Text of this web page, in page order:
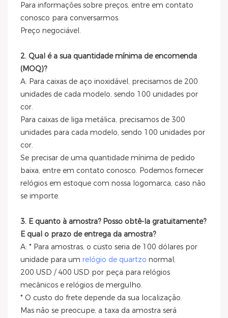
Para informações sobre preços, entre em contato
conosco para conversarmos.
Preço negociável.
2. Qual é a sua quantidade mínima de encomenda
(MOQ)?
A: Para caixas de aço inoxidável, precisamos de 200
unidades de cada modelo, sendo 100 unidades por
cor.
Para caixas de liga metálica, precisamos de 300
unidades para cada modelo, sendo 100 unidades por
cor.
Se precisar de uma quantidade mínima de pedido
baixa, entre em contato conosco. Podemos fornecer
relógios em estoque com nossa logomarca, caso não
se importe.
3. E quanto à amostra? Posso obtê-la gratuitamente?
E qual o prazo de entrega da amostra?
A: * Para amostras, o custo seria de 100 dólares por
unidade para um relógio de quartzo normal;
200 USD / 400 USD por peça para relógios
mecânicos e relógios de mergulho.
* O custo do frete depende da sua localização.
Mas não se preocupe, a taxa da amostra será